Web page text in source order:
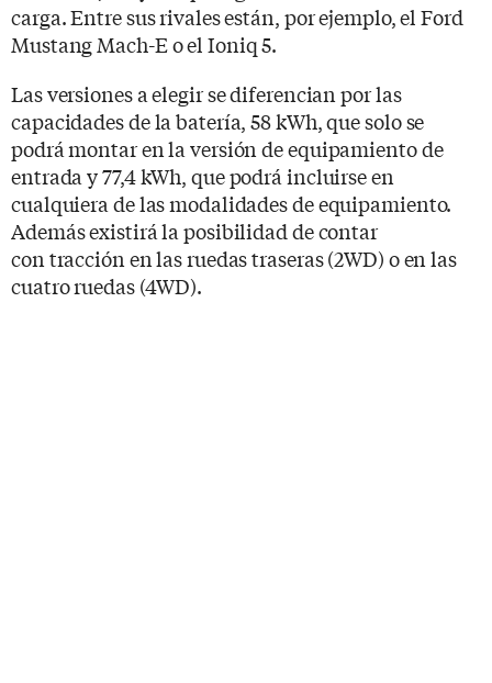
carga. Entre sus rivales están, por ejemplo, el Ford
Mustang Mach-E o el Ioniq 5.
Las versiones a elegir se diferencian por las
capacidades de la batería, 58 kWh, que solo se
podrá montar en la versión de equipamiento de
entrada y 77,4 kWh, que podrá incluirse en
cualquiera de las modalidades de equipamiento.
Además existirá la posibilidad de contar
con tracción en las ruedas traseras (2WD) o en las
cuatro ruedas (4WD).